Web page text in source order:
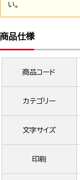
い。
商品仕様
商品コード
カテゴリー
文字サイズ
印刷